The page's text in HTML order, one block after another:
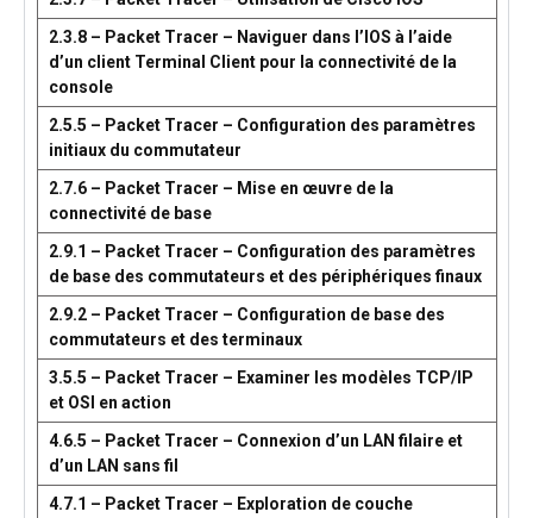
2.3.8 – Packet Tracer – Naviguer dans l’IOS à l’aide
d’un client Terminal Client pour la connectivité de la
console
2.5.5 – Packet Tracer – Configuration des paramètres
initiaux du commutateur
2.7.6 – Packet Tracer – Mise en œuvre de la
connectivité de base
2.9.1 – Packet Tracer – Configuration des paramètres
de base des commutateurs et des périphériques finaux
2.9.2 – Packet Tracer – Configuration de base des
commutateurs et des terminaux
3.5.5 – Packet Tracer – Examiner les modèles TCP/IP
et OSI en action
4.6.5 – Packet Tracer – Connexion d’un LAN filaire et
d’un LAN sans fil
4.7.1 – Packet Tracer – Exploration de couche